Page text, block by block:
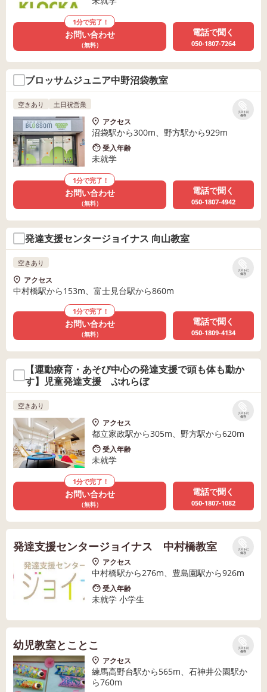
1分で完了！
お問い合わせ
（無料）
電話で聞く
050-1807-7264
ブロッサムジュニア中野沼袋教室
リストに
保存
空きあり 土日祝営業
アクセス
沼袋駅から300m、野方駅から929m
受入年齢
未就学
1分で完了！
お問い合わせ
（無料）
電話で聞く
050-1807-4942
発達支援センタージョイナス 向山教室
リストに
保存
空きあり
アクセス
中村橋駅から153m、富士見台駅から860m
1分で完了！
お問い合わせ
（無料）
電話で聞く
050-1809-4134
【運動療育・あそび中心の発達支援で頭も体も動か
す】児童発達支援 ぷれらぼ
リストに
保存
空きあり
アクセス
都立家政駅から305m、野方駅から620m
受入年齢
未就学
1分で完了！
お問い合わせ
（無料）
電話で聞く
050-1807-1082
リストに
保存
発達支援センタージョイナス 中村橋教室
アクセス
中村橋駅から276m、豊島園駅から926m
受入年齢
未就学 小学生
リストに
保存
幼児教室とことこ
アクセス
練馬高野台駅から565m、石神井公園駅か
ら760m